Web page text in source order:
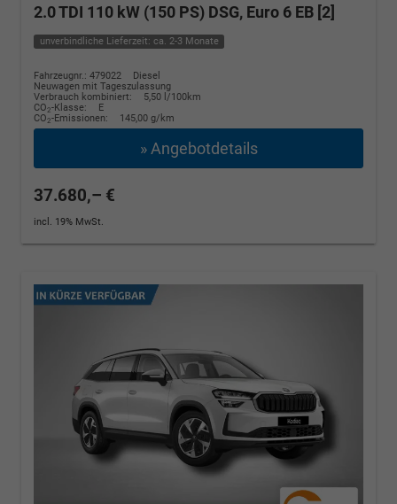
2.0 TDI 110 kW (150 PS) DSG, Euro 6 EB [2]
unverbindliche Lieferzeit: ca. 2-3 Monate
Fahrzeugnr.: 479022
Diesel
Neuwagen mit Tageszulassung
Verbrauch kombiniert:
5,50 l/100km
CO2-Klasse:
E
CO2-Emissionen: 145,00 g/km
» Angebotdetails
37.680,– €
incl. 19% MwSt.